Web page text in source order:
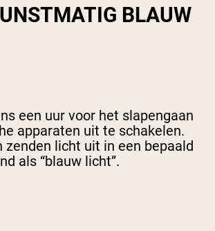
BLAUW
een uur voor het slapengaan
apparaten uit te schakelen.
zenden licht uit in een bepaald
als “blauw licht”.